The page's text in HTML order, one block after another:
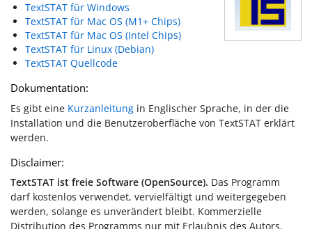
TextSTAT für Windows
TextSTAT für Mac OS (M1+ Chips)
TextSTAT für Mac OS (Intel Chips)
TextSTAT für Linux (Debian)
TextSTAT Quellcode
Dokumentation:
Es gibt eine Kurzanleitung in Englischer Sprache, in der die
Installation und die Benutzeroberfläche von TextSTAT erklärt
werden.
Disclaimer:
TextSTAT ist freie Software (OpenSource). Das Programm
darf kostenlos verwendet, vervielfältigt und weitergegeben
werden, solange es unverändert bleibt. Kommerzielle
Distribution des Programms nur mit Erlaubnis des Autors.